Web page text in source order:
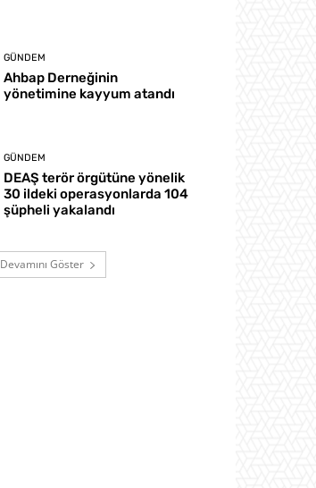
GÜNDEM
Ahbap Derneğinin
yönetimine kayyum atandı
GÜNDEM
DEAŞ terör örgütüne yönelik
30 ildeki operasyonlarda 104
şüpheli yakalandı
Devamını Göster